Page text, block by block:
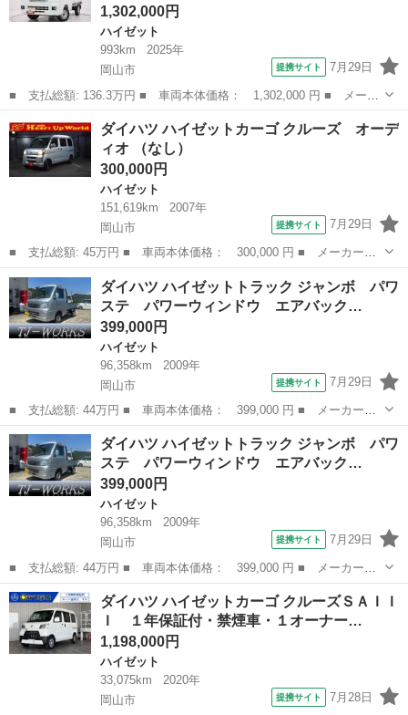
1,302,000円
ハイゼット
993km
2025年
岡山市
提携サイト 7月29日
■ 支払総額: 136.3万円 ■ 車両本体価格： 1,302,000 円 ■ メーカ
ー名： ダイハツ ■ 車種名： ハイゼットトラック ■ グレード
名： ジャンボエクストラ 荷台作業灯 ＵＳＢ入力端子 Ｂｌｕｅ
ｔｏｏｔｈ...
岡山 岡山市 ハイゼット
ダイハツ ハイゼットカーゴ クルーズ オーデ
ィオ （なし）
300,000円
ハイゼット
151,619km
2007年
岡山市
提携サイト 7月29日
■ 支払総額: 45万円 ■ 車両本体価格： 300,000 円 ■ メーカー
名： ダイハツ ■ 車種名： ハイゼットカーゴ ■ グレード名：
クルーズ オーディオ ■ 排気量： 660cc ■ ドア枚数： 5D ■ ミ
ッ...
岡山 岡山市 ハイゼット
ダイハツ ハイゼットトラック ジャンボ パワ
ステ パワーウィンドウ エアバック…
399,000円
ハイゼット
96,358km
2009年
岡山市
提携サイト 7月29日
■ 支払総額: 44万円 ■ 車両本体価格： 399,000 円 ■ メーカー
名： ダイハツ ■ 車種名： ハイゼットトラック ■ グレード
名： ジャンボ パワステ パワーウィンドウ エアバック エアコ
ン ＥＴＣ バックカ...
岡山 岡山市 ハイゼット
ダイハツ ハイゼットトラック ジャンボ パワ
ステ パワーウィンドウ エアバック…
399,000円
ハイゼット
96,358km
2009年
岡山市
提携サイト 7月29日
■ 支払総額: 44万円 ■ 車両本体価格： 399,000 円 ■ メーカー
名： ダイハツ ■ 車種名： ハイゼットトラック ■ グレード
名： ジャンボ パワステ パワーウィンドウ エアバック エアコ
ン ＥＴＣ バックカ...
岡山 岡山市 ハイゼット
ダイハツ ハイゼットカーゴ クルーズＳＡＩＩ
Ｉ １年保証付・禁煙車・１オーナー…
1,198,000円
ハイゼット
33,075km
2020年
岡山市
提携サイト 7月28日